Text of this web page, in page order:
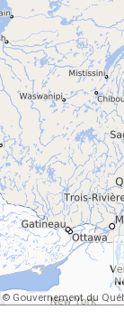
© Gouvernement du